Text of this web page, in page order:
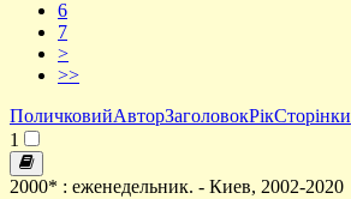
6
7
>
>>
ПоличковийАвторЗаголовокРікСторінки
1
2000* : еженедельник. - Киев, 2002-2020